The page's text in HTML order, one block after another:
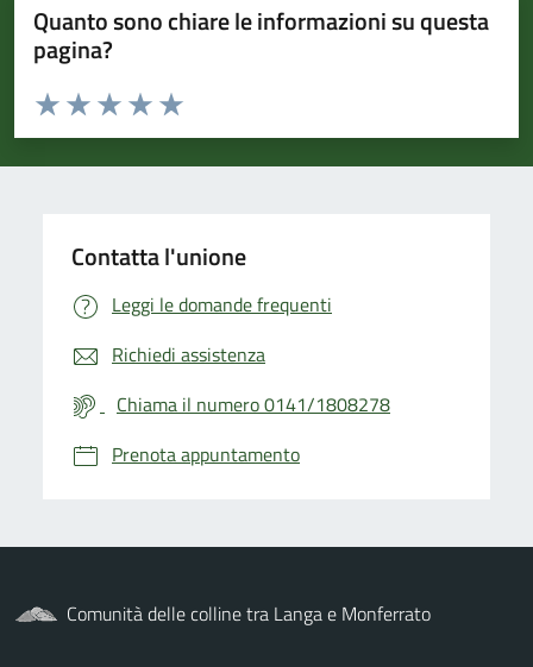
Quanto sono chiare le informazioni su questa
pagina?
Valuta da 1 a 5 stelle la pagina
Valuta 5 stelle su 5
Valuta 4 stelle su 5
Valuta 3 stelle su 5
Valuta 2 stelle su 5
Valuta 1 stelle su 5
Contatta l'unione
Leggi le domande frequenti
Richiedi assistenza
Chiama il numero 0141/1808278
Prenota appuntamento
Comunità delle colline tra Langa e Monferrato